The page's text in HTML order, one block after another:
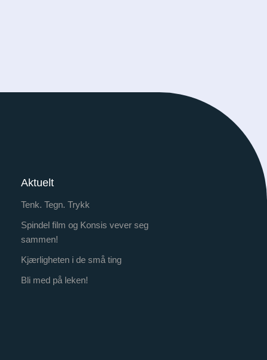
Aktuelt
Tenk. Tegn. Trykk
Spindel film og Konsis vever seg
sammen!
Kjærligheten i de små ting
Bli med på leken!